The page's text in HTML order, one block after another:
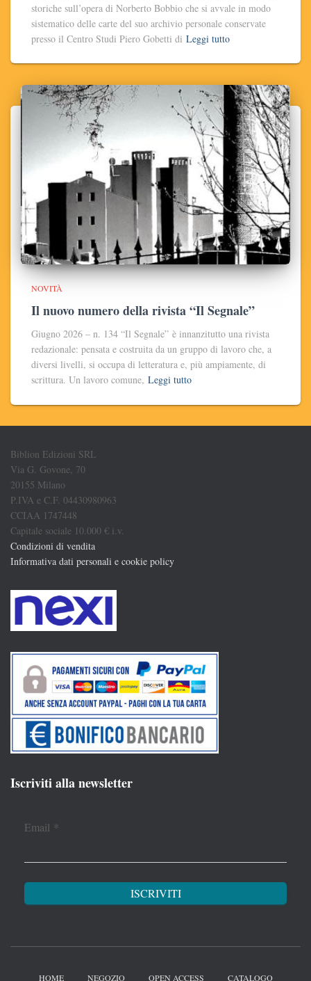
storiche sull’opera di Norberto Bobbio che si avvale in modo
sistematico delle carte del suo archivio personale conservate
presso il Centro Studi Piero Gobetti di Leggi tutto
NOVITÀ
Il nuovo numero della rivista “Il Segnale”
Giugno 2026 – n. 134 “Il Segnale” è innanzitutto una rivista
redazionale: pensata e costruita da un gruppo di lavoro che, a
diversi livelli, si occupa di letteratura e, più ampiamente, di
scrittura. Un lavoro comune, Leggi tutto
Biblion Edizioni SRL
Via G. Govone, 70
20155 Milano
P.IVA e C.F. 04430980963
CCIAA 1747448
Capitale sociale 10.000 € i.v.
Condizioni di vendita
Informativa dati personali e cookie policy
Iscriviti alla newsletter
Email *
HOME NEGOZIO OPEN ACCESS CATALOGO